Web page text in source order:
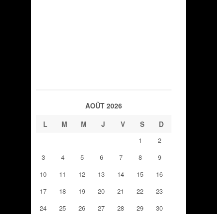
AOÛT 2026
L
M M J V S D
1
2
3
4 5 6 7 8
9
10
11 12 13 14 15
16
17
18 19 20 21 22
23
24
25 26 27 28 29
30